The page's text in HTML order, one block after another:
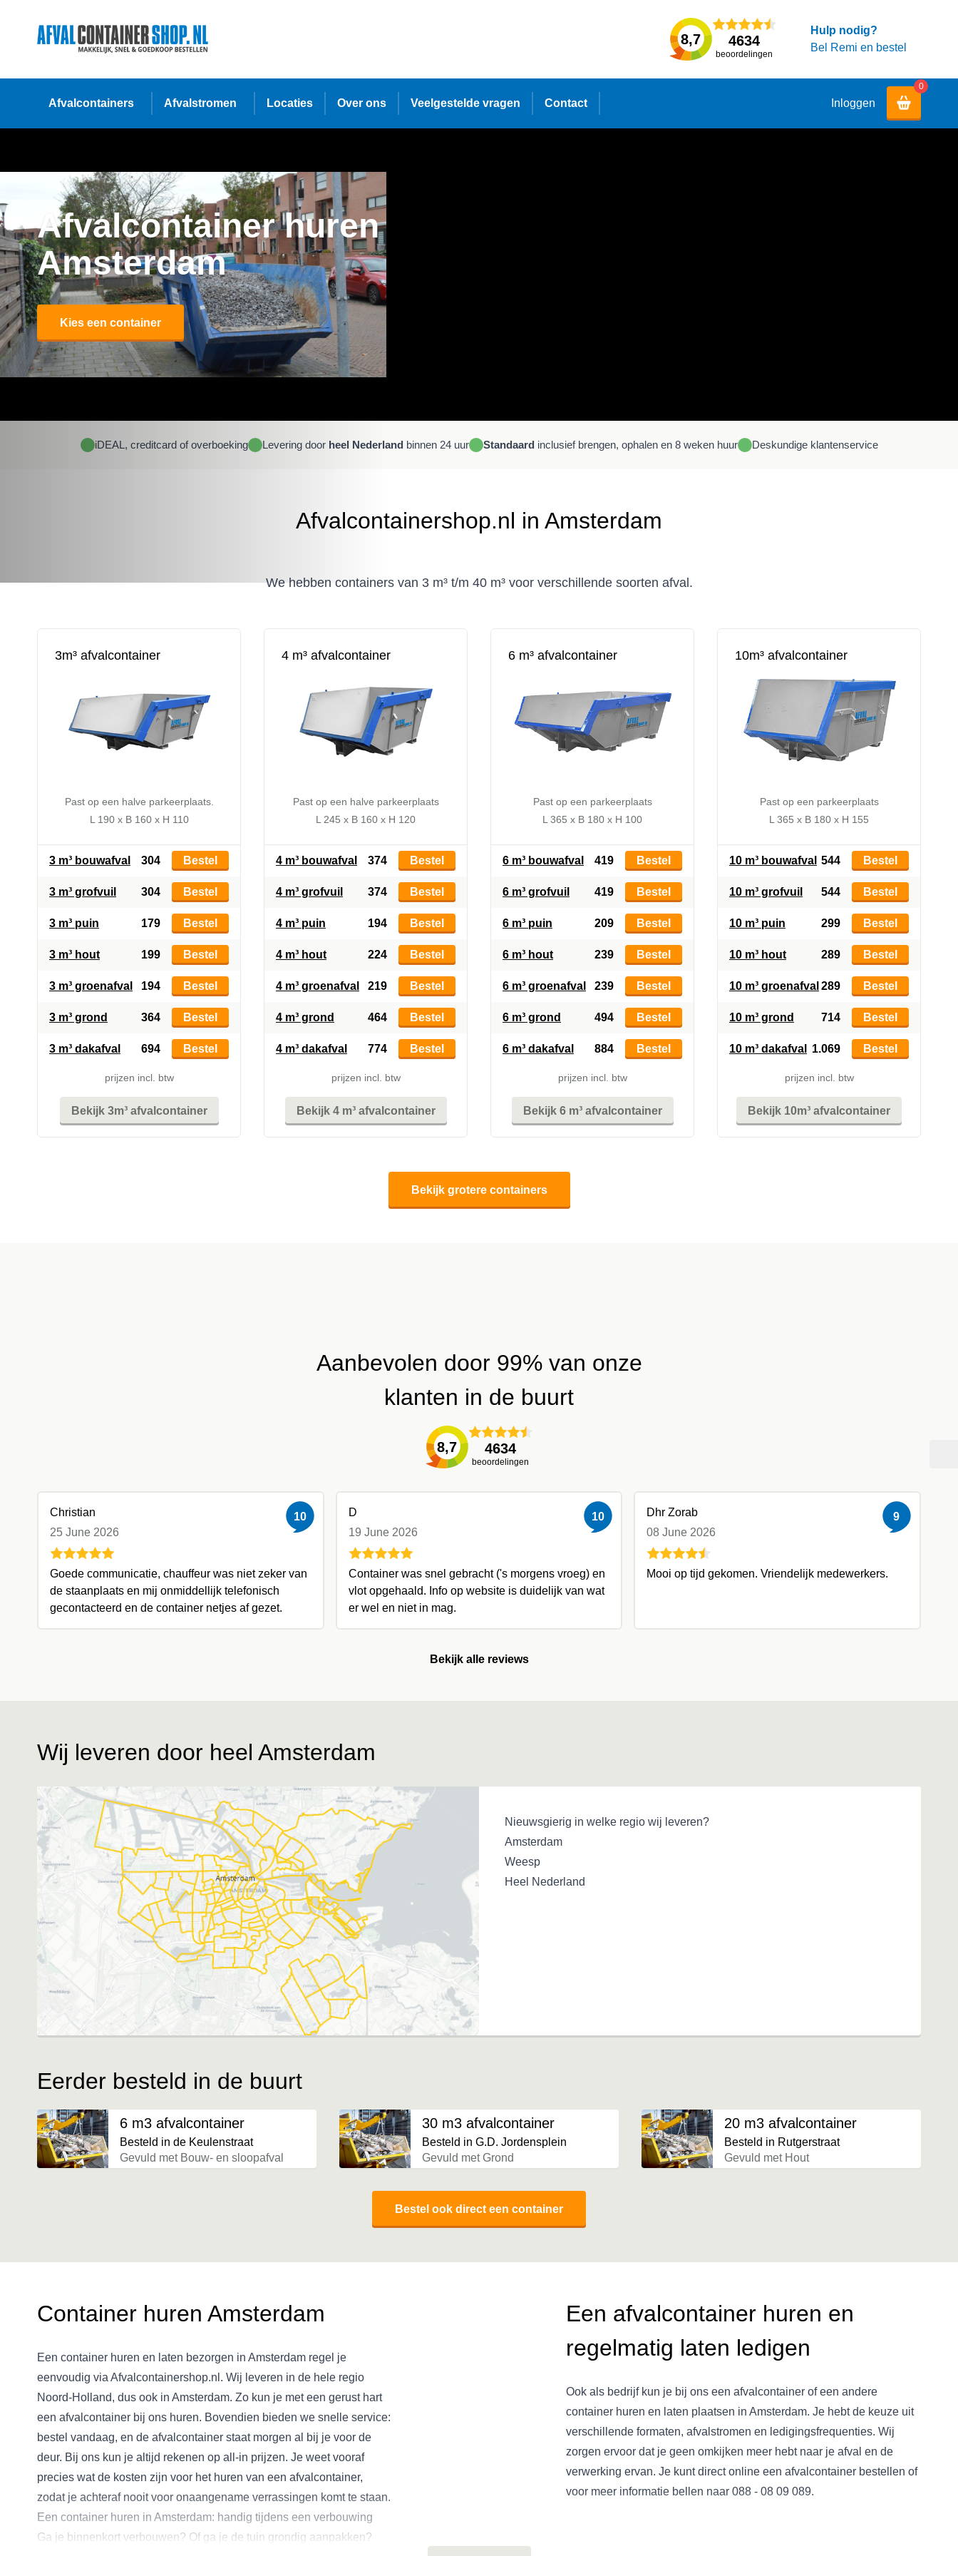
8,7 4634
beoordelingen
Hulp nodig?
Bel Remi en bestel
Afvalcontainers Afvalstromen Locaties Over ons Veelgestelde vragen Contact Inloggen
0
Afvalcontainer huren
Amsterdam
Kies een container
iDEAL, creditcard of overboeking Levering doorheel Nederland binnen 24 uur Standaard inclusief brengen, ophalen en 8 weken huur Deskundige klantenservice
Afvalcontainershop.nl in Amsterdam
We hebben containers van 3 m³ t/m 40 m³ voor verschillende soorten afval.
3m³ afvalcontainer
Past op een halve parkeerplaats.
L 190 x B 160 x H 110
3 m³ bouwafval 304 Bestel
3 m³ grofvuil 304 Bestel
3 m³ puin 179 Bestel
3 m³ hout 199 Bestel
3 m³ groenafval 194 Bestel
3 m³ grond 364 Bestel
3 m³ dakafval 694 Bestel
prijzen incl. btw
Bekijk 3m³ afvalcontainer
4 m³ afvalcontainer
Past op een halve parkeerplaats
L 245 x B 160 x H 120
4 m³ bouwafval 374 Bestel
4 m³ grofvuil 374 Bestel
4 m³ puin 194 Bestel
4 m³ hout 224 Bestel
4 m³ groenafval 219 Bestel
4 m³ grond 464 Bestel
4 m³ dakafval 774 Bestel
prijzen incl. btw
Bekijk 4 m³ afvalcontainer
6 m³ afvalcontainer
Past op een parkeerplaats
L 365 x B 180 x H 100
6 m³ bouwafval 419 Bestel
6 m³ grofvuil 419 Bestel
6 m³ puin 209 Bestel
6 m³ hout 239 Bestel
6 m³ groenafval 239 Bestel
6 m³ grond 494 Bestel
6 m³ dakafval 884 Bestel
prijzen incl. btw
Bekijk 6 m³ afvalcontainer
10m³ afvalcontainer
Past op een parkeerplaats
L 365 x B 180 x H 155
10 m³ bouwafval 544 Bestel
10 m³ grofvuil 544 Bestel
10 m³ puin 299 Bestel
10 m³ hout 289 Bestel
10 m³ groenafval 289 Bestel
10 m³ grond 714 Bestel
10 m³ dakafval 1.069 Bestel
prijzen incl. btw
Bekijk 10m³ afvalcontainer
Bekijk grotere containers
Aanbevolen door 99% van onze
klanten in de buurt
8,7 4634
beoordelingen
10
Christian
25 June 2026
Goede communicatie, chauffeur was niet zeker van
de staanplaats en mij onmiddellijk telefonisch
gecontacteerd en de container netjes af gezet.
10
D
19 June 2026
Container was snel gebracht ('s morgens vroeg) en
vlot opgehaald. Info op website is duidelijk van wat
er wel en niet in mag.
9
Dhr Zorab
08 June 2026
Mooi op tijd gekomen. Vriendelijk medewerkers.
Bekijk alle reviews
Wij leveren door heel Amsterdam
Nieuwsgierig in welke regio wij leveren?
Amsterdam
Weesp
Heel Nederland
Eerder besteld in de buurt
6 m3 afvalcontainer
Besteld in de Keulenstraat
Gevuld met Bouw- en sloopafval
30 m3 afvalcontainer
Besteld in G.D. Jordensplein
Gevuld met Grond
20 m3 afvalcontainer
Besteld in Rutgerstraat
Gevuld met Hout
Bestel ook direct een container
Container huren Amsterdam
Een container huren en laten bezorgen in Amsterdam regel je
eenvoudig via Afvalcontainershop.nl. Wij leveren in de hele regio
Noord-Holland, dus ook in Amsterdam. Zo kun je met een gerust hart
een afvalcontainer bij ons huren. Bovendien bieden we snelle service:
bestel vandaag, en de afvalcontainer staat morgen al bij je voor de
deur. Bij ons kun je altijd rekenen op all-in prijzen. Je weet vooraf
precies wat de kosten zijn voor het huren van een afvalcontainer,
zodat je achteraf nooit voor onaangename verrassingen komt te staan.
Een container huren in Amsterdam: handig tijdens een verbouwing
Ga je binnenkort verbouwen? Of ga je de tuin grondig aanpakken?
Een afvalcontainer huren en
regelmatig laten ledigen
Ook als bedrijf kun je bij ons een afvalcontainer of een andere
container huren en laten plaatsen in Amsterdam. Je hebt de keuze uit
verschillende formaten, afvalstromen en ledigingsfrequenties. Wij
zorgen ervoor dat je geen omkijken meer hebt naar je afval en de
verwerking ervan. Je kunt direct online een afvalcontainer bestellen of
voor meer informatie bellen naar 088 - 08 09 089.